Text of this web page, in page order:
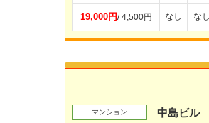
19,000円/ 4,500円 なし な
マンション 中島ビル